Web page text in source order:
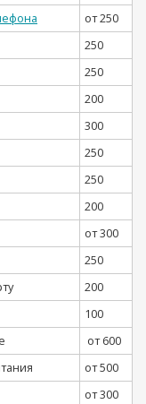
от 250
250
250
200
300
250
250
200
от 300
250
200
100
от 600
от 500
от 300